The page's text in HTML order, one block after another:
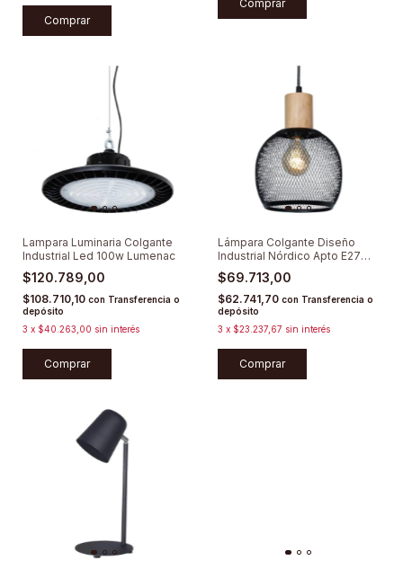
Comprar
Lampara Luminaria Colgante
Industrial Led 100w Lumenac
$120.789,00
$108.710,10 con Transferencia o
depósito
3 x $40.263,00 sin interés
Comprar
Lámpara Colgante Diseño
Industrial Nórdico Apto E27
Led Deco
$69.713,00
$62.741,70 con Transferencia o
depósito
3 x $23.237,67 sin interés
Comprar